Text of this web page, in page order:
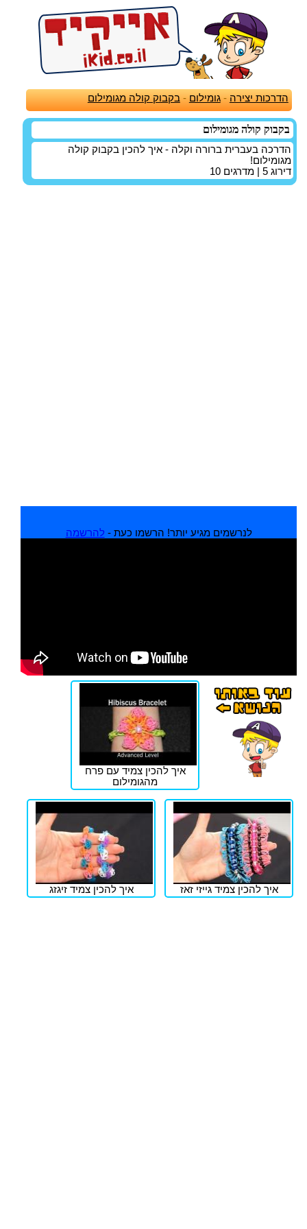
הדרכות יצירה -גומילום -בקבוק קולה מגומילום
בקבוק קולה מגומילום
הדרכה בעברית ברורה וקלה - איך להכין בקבוק קולה
מגומילום!
דירוג 5 | מדרגים 10
לנרשמים מגיע יותר! הרשמו כעת - להרשמה
איך להכין צמיד עם פרח
מהגומילום
איך להכין צמיד גייזי זאז איך להכין צמיד זיגזג